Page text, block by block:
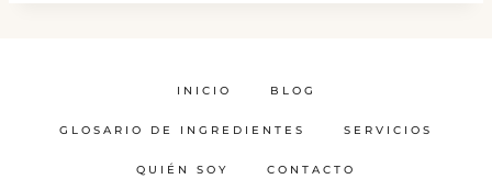
INICIO BLOG
GLOSARIO DE INGREDIENTES SERVICIOS
QUIÉN SOY CONTACTO